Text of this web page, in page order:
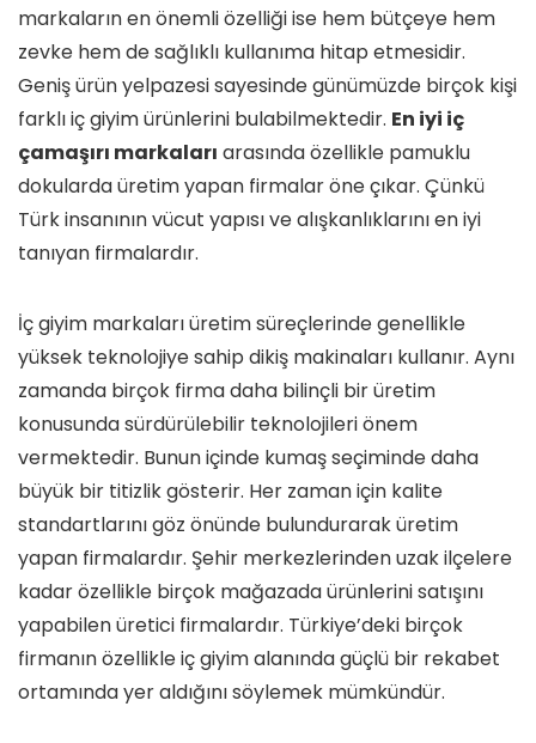
markaların en önemli özelliği ise hem bütçeye hem
zevke hem de sağlıklı kullanıma hitap etmesidir.
Geniş ürün yelpazesi sayesinde günümüzde birçok kişi
farklı iç giyim ürünlerini bulabilmektedir. En iyi iç
çamaşırı markaları arasında özellikle pamuklu
dokularda üretim yapan firmalar öne çıkar. Çünkü
Türk insanının vücut yapısı ve alışkanlıklarını en iyi
tanıyan firmalardır.
İç giyim markaları üretim süreçlerinde genellikle
yüksek teknolojiye sahip dikiş makinaları kullanır. Aynı
zamanda birçok firma daha bilinçli bir üretim
konusunda sürdürülebilir teknolojileri önem
vermektedir. Bunun içinde kumaş seçiminde daha
büyük bir titizlik gösterir. Her zaman için kalite
standartlarını göz önünde bulundurarak üretim
yapan firmalardır. Şehir merkezlerinden uzak ilçelere
kadar özellikle birçok mağazada ürünlerini satışını
yapabilen üretici firmalardır. Türkiye’deki birçok
firmanın özellikle iç giyim alanında güçlü bir rekabet
ortamında yer aldığını söylemek mümkündür.